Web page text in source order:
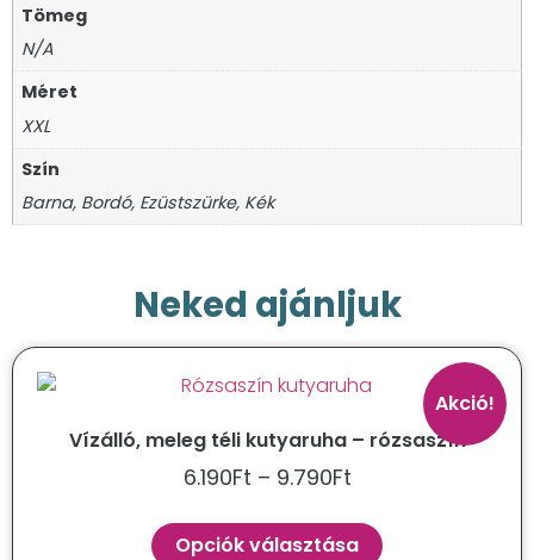
Tömeg
N/A
Méret
XXL
Szín
Barna, Bordó, Ezüstszürke, Kék
Neked ajánljuk
Akció!
Vízálló, meleg téli kutyaruha – rózsaszín
6.190Ft – 9.790Ft
Opciók választása